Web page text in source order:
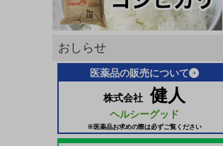
おしらせ
医薬品の販売について
株式会社 健人
ヘルシーグッド
※医薬品お求めの際は必ずご覧ください